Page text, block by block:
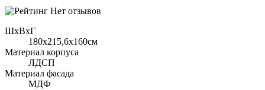
Нет отзывов
ШхВхГ
180x215,6х160см
Материал корпуса
ЛДСП
Материал фасада
МДФ